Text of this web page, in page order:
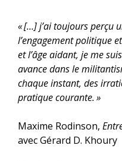
« […] j’ai toujours perçu
l’engagement politique
et l’âge aidant, je me
avance dans le
chaque instant, des
pratique courante. »
Maxime Rodinson,
avec Gérard D. Khoury